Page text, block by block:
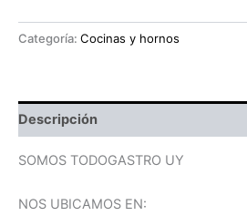
Categoría: Cocinas y hornos
Descripción
SOMOS TODOGASTRO UY
NOS UBICAMOS EN: